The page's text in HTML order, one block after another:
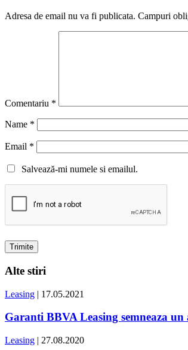
Adresa de email nu va fi publicata. Campuri
Comentariu *
Name *
Email *
Salvează-mi numele si emailul.
Alte stiri
Leasing | 17.05.2021
Garanti BBVA Leasing semneaza
Leasing | 27.08.2020